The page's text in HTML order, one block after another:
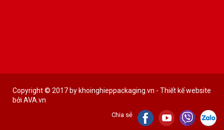
Copyright © 2017 by khoinghieppackaging.vn - Thiết kế website
bởi AVA.vn
Chia sẻ